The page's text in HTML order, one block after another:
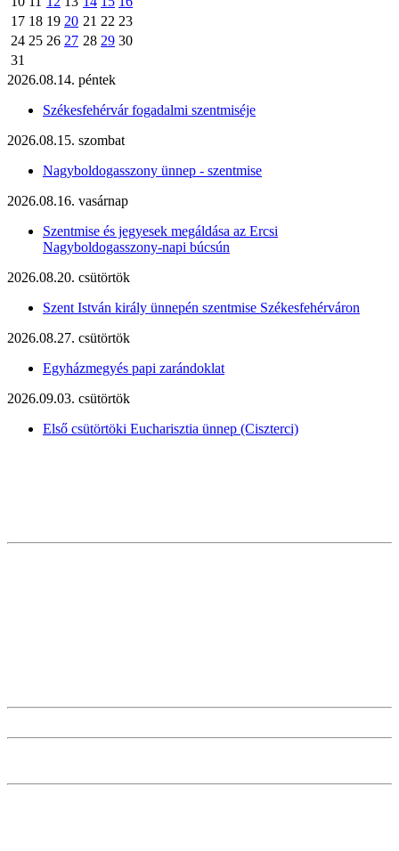
17 18 19 20 21 22 23
24 25 26 27 28 29 30
31
2026.08.14. péntek
Székesfehérvár fogadalmi szentmiséje
2026.08.15. szombat
Nagyboldogasszony ünnep - szentmise
2026.08.16. vasárnap
Szentmise és jegyesek megáldása az Ercsi
Nagyboldogasszony-napi búcsún
2026.08.20. csütörtök
Szent István király ünnepén szentmise Székesfehérváron
2026.08.27. csütörtök
Egyházmegyés papi zarándoklat
2026.09.03. csütörtök
Első csütörtöki Eucharisztia ünnep (Ciszterci)